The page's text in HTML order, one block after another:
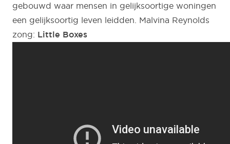
gebouwd waar mensen in gelijksoortige woningen
een gelijksoortig leven leidden. Malvina Reynolds
zong: Little Boxes